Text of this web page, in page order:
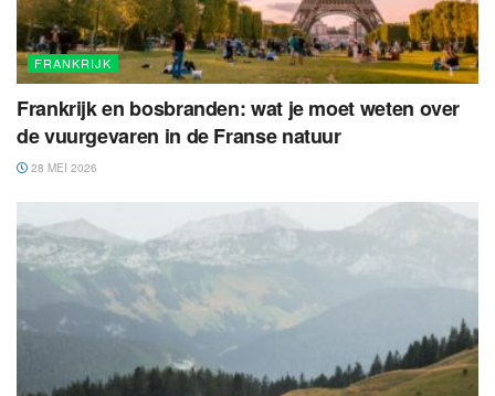
FRANKRIJK
Frankrijk en bosbranden: wat je moet weten over
de vuurgevaren in de Franse natuur
28 MEI 2026